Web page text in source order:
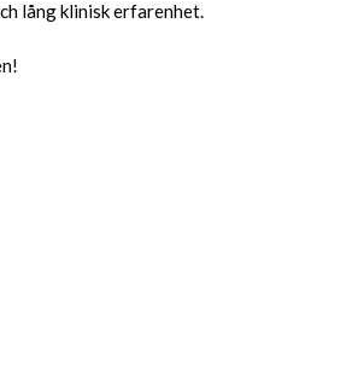
lång klinisk erfarenhet.